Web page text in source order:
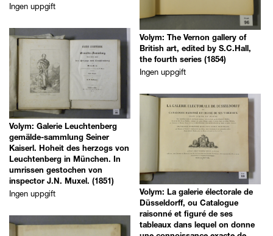
Volym: The Vernon gallery of
British art, edited by S.C.Hall,
the fourth series (1854)
Ingen uppgift
Ingen uppgift
Volym: Galerie Leuchtenberg
gemälde-sammlung Seiner
Kaiserl. Hoheit des herzogs von
Leuchtenberg in München. In
umrissen gestochen von
inspector J.N. Muxel. (1851)
Ingen uppgift
Volym: La galerie électorale de
Düsseldorff, ou Catalogue
raisonné et figuré de ses
tableaux dans lequel on donne